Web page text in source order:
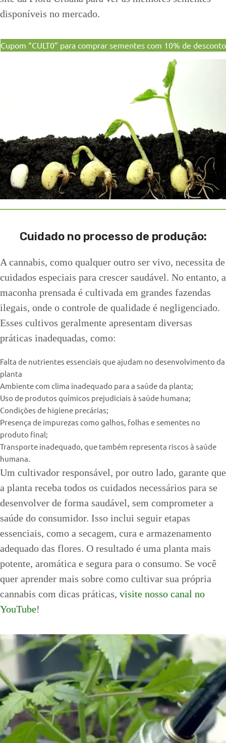
disponíveis no mercado.
Cupom “CULT0” para comprar sementes com 10% de desconto
Cuidado no processo de produção:
A cannabis, como qualquer outro ser vivo, necessita de
cuidados especiais para crescer saudável. No entanto, a
maconha prensada é cultivada em grandes fazendas
ilegais, onde o controle de qualidade é negligenciado.
Esses cultivos geralmente apresentam diversas
práticas inadequadas, como:
Falta de nutrientes essenciais que ajudam no desenvolvimento da
planta
Ambiente com clima inadequado para a saúde da planta;
Uso de produtos químicos prejudiciais à saúde humana;
Condições de higiene precárias;
Presença de impurezas como galhos, folhas e sementes no
produto final;
Transporte inadequado, que também representa riscos à saúde
humana.
Um cultivador responsável, por outro lado, garante que
a planta receba todos os cuidados necessários para se
desenvolver de forma saudável, sem comprometer a
saúde do consumidor. Isso inclui seguir etapas
essenciais, como a secagem, cura e armazenamento
adequado das flores. O resultado é uma planta mais
potente, aromática e segura para o consumo. Se você
quer aprender mais sobre como cultivar sua própria
cannabis com dicas práticas, visite nosso canal no
YouTube!